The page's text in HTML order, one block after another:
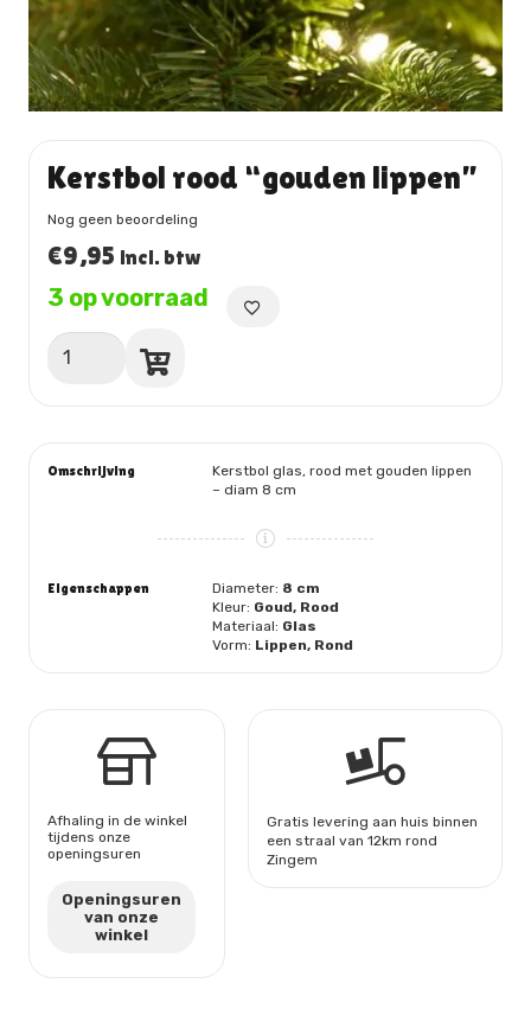
Kerstbol rood “gouden lippen”
Nog geen beoordeling
€9,95 incl. btw
3 op voorraad
Kerstbol
rood
Omschrijving
Kerstbol glas, rood met gouden lippen
– diam 8 cm
Eigenschappen Diameter: 8 cm
Kleur: Goud, Rood
Materiaal: Glas
Vorm: Lippen, Rond
Afhaling in de winkel
tijdens onze
openingsuren
Openingsuren
van onze
winkel
Gratis levering aan huis binnen
een straal van 12km rond
Zingem